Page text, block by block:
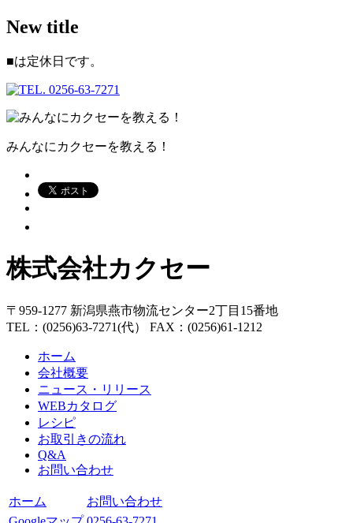
New title
■は定休日です。
みんなにカクセーを教える！
株式会社カクセー
〒959-1277 新潟県燕市物流センター2丁目15番地
TEL：(0256)63-7271(代） FAX：(0256)61-1212
ホーム
会社概要
ニュース・リリース
WEBカタログ
レシピ
お取引きの流れ
Q&A
お問い合わせ
ホーム
お問い合わせ